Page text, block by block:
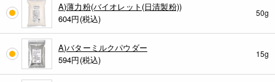
A)薄力粉(バイオレット(日清製粉))
604円(税込)
50g
A)バターミルクパウダー
594円(税込)
15g